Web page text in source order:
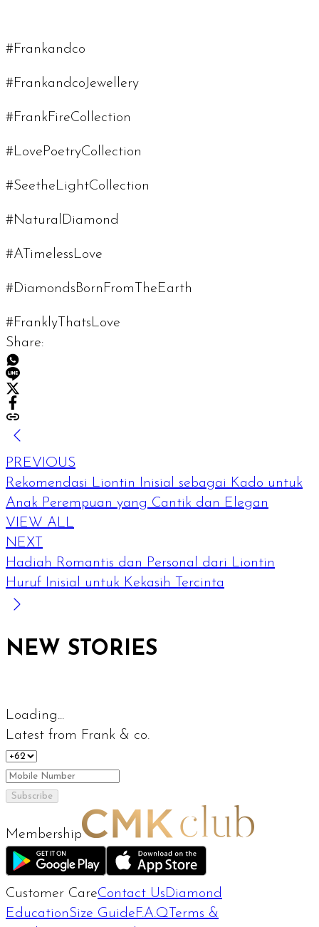
#Frankandco
#FrankandcoJewellery
#FrankFireCollection
#LovePoetryCollection
#SeetheLightCollection
#NaturalDiamond
#ATimelessLove
#DiamondsBornFromTheEarth
#FranklyThatsLove
Share:
PREVIOUS
Rekomendasi Liontin Inisial sebagai Kado untuk
Anak Perempuan yang Cantik dan Elegan
VIEW ALL
NEXT
Hadiah Romantis dan Personal dari Liontin
Huruf Inisial untuk Kekasih Tercinta
NEW STORIES
Loading...
Latest from Frank & co.
Subscribe
Membership
Customer CareContact UsDiamond
EducationSize GuideF.A.Q Terms &